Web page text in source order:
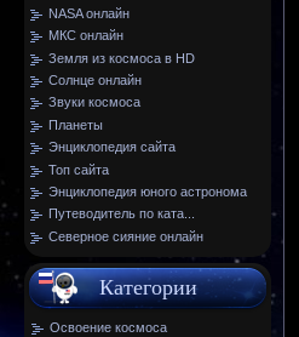
NASA онлайн
МКС онлайн
Земля из космоса в HD
Солнце онлайн
Звуки космоса
Планеты
Энциклопедия сайта
Топ сайта
Энциклопедия юного астронома
Путеводитель по ката...
Северное сияние онлайн
Категории
Освоение космоса